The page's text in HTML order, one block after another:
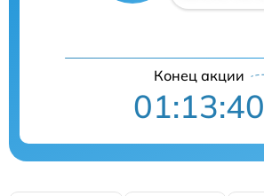
Конец акции
01:13:39